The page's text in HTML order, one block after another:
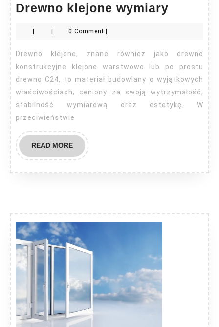
Drewno klejone wymiary Drewno
klejone
0 Comment
Drewno klejone, znane również jako drewno
konstrukcyjne klejone warstwowo lub po prostu
drewno C24, to materiał budowlany o wyjątkowych
właściwościach, ceniony za swoją wytrzymałość,
stabilność wymiarową oraz estetykę. W
przeciwieństwie
READ MOREREAD
MORE